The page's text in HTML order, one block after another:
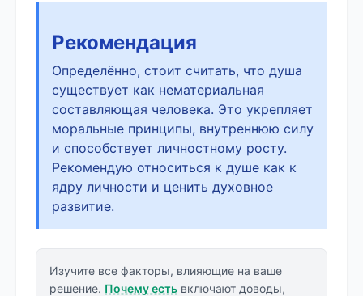
Рекомендация
Определённо, стоит считать, что душа
существует как нематериальная
составляющая человека. Это укрепляет
моральные принципы, внутреннюю силу
и способствует личностному росту.
Рекомендую относиться к душе как к
ядру личности и ценить духовное
развитие.
Изучите все факторы, влияющие на ваше
решение. Почему есть включают доводы,